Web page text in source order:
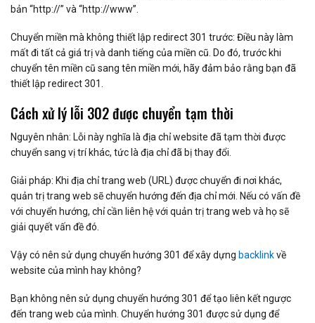
bản “http://” và “http://www”.
Chuyển miền mà không thiết lập redirect 301 trước: Điều này làm
mất đi tất cả giá trị và danh tiếng của miền cũ. Do đó, trước khi
chuyển tên miền cũ sang tên miền mới, hãy đảm bảo rằng bạn đã
thiết lập redirect 301.
Cách xử lý lỗi 302 được chuyển tạm thời
Nguyên nhân: Lỗi này nghĩa là địa chỉ website đã tạm thời được
chuyển sang vị trí khác, tức là địa chỉ đã bị thay đổi.
Giải pháp: Khi địa chỉ trang web (URL) được chuyển đi nơi khác,
quản trị trang web sẽ chuyển hướng đến địa chỉ mới. Nếu có vấn đề
với chuyển hướng, chỉ cần liên hệ với quản trị trang web và họ sẽ
giải quyết vấn đề đó.
Vậy có nên sử dụng chuyển hướng 301 để xây dựng backlinkvề
website của mình hay không?
Bạn không nên sử dụng chuyển hướng 301 để tạo liên kết ngược
đến trang web của mình. Chuyển hướng 301 được sử dụng để